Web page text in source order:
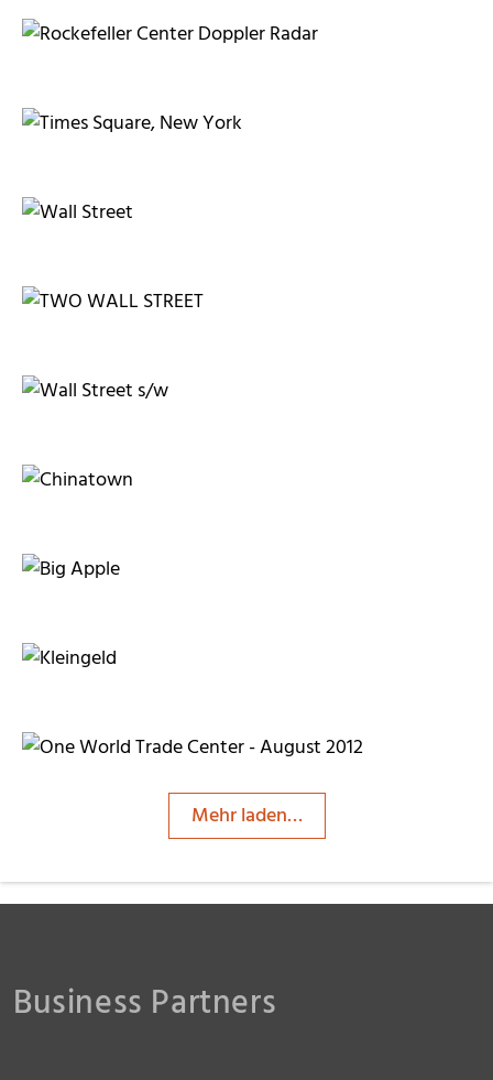
awindi
Andrea Damm
Andrea Damm
Andrea Damm
Andrea Damm
Andrea Damm
Andrea Damm
Andrea Damm
Mehr laden…
Business Partners